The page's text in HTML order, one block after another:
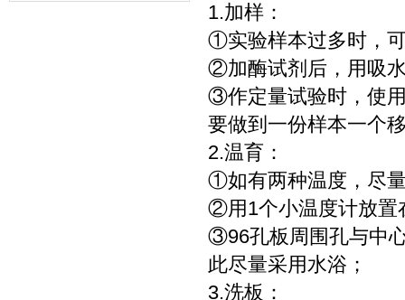
1.加样：
①实验样本过多时，
②加酶试剂后，用吸
③作定量试验时，使
要做到一份样本一个
2.温育：
①如有两种温度，尽
②用1个小温度计放置
③96孔板周围孔与中
此尽量采用水浴；
3.洗板：